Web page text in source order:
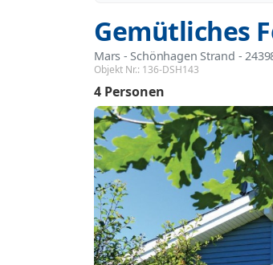
Gemütliches
Mars - Schönhagen Strand -
Objekt Nr.: 136-DSH143
4 Personen